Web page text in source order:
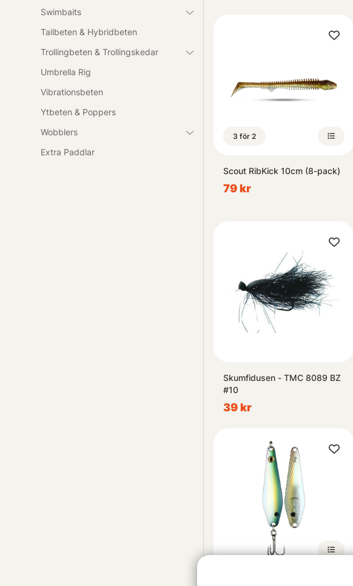
Swimbaits
Tailbeten & Hybridbeten
Trollingbeten & Trollingskedar
Umbrella Rig
Vibrationsbeten
Ytbeten & Poppers
Wobblers
Extra Paddlar
3 för 2
Scout RibKick 10cm (8-pack)
79 kr
Skumfidusen - TMC 8089 BZ
#10
39 kr